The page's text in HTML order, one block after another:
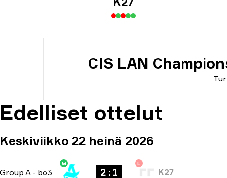
CIS LAN
Edelliset ottelut
Keskiviikko 22 heinä 2026
Group A - bo3
W
2 : 1
L
K27